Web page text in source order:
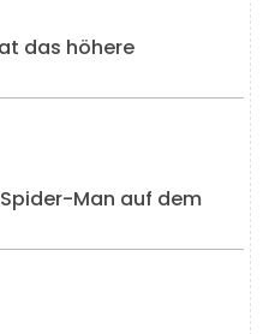
das höhere
Man auf dem